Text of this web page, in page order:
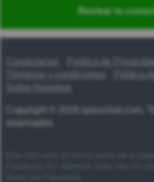
Revisar tu
Українська हिन्दी 한
Contáctanos
Política de Privacidad
Términos y condiciones
Copyright © 2026 quizzclub.com.
reservados